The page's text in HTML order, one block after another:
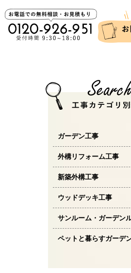
ガーデン工事
外構リフォーム工事
新築外構工事
ウッドデッキ工事
サンルーム・ガーデン
ペットと暮らすガーデ